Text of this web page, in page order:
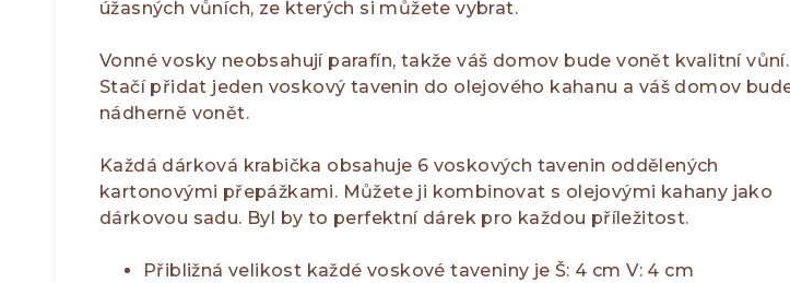
úžasných vůních, ze kterých si můžete vybrat.
Vonné vosky neobsahují parafín, takže váš domov bude vonět kvalitní vůní.
Stačí přidat jeden voskový tavenin do olejového kahanu a váš domov
nádherně vonět.
Každá dárková krabička obsahuje 6 voskových tavenin oddělených
kartonovými přepážkami. Můžete ji kombinovat s olejovými kahany jako
dárkovou sadu. Byl by to perfektní dárek pro každou příležitost.
Přibližná velikost každé voskové taveniny je Š: 4 cm V: 4 cm